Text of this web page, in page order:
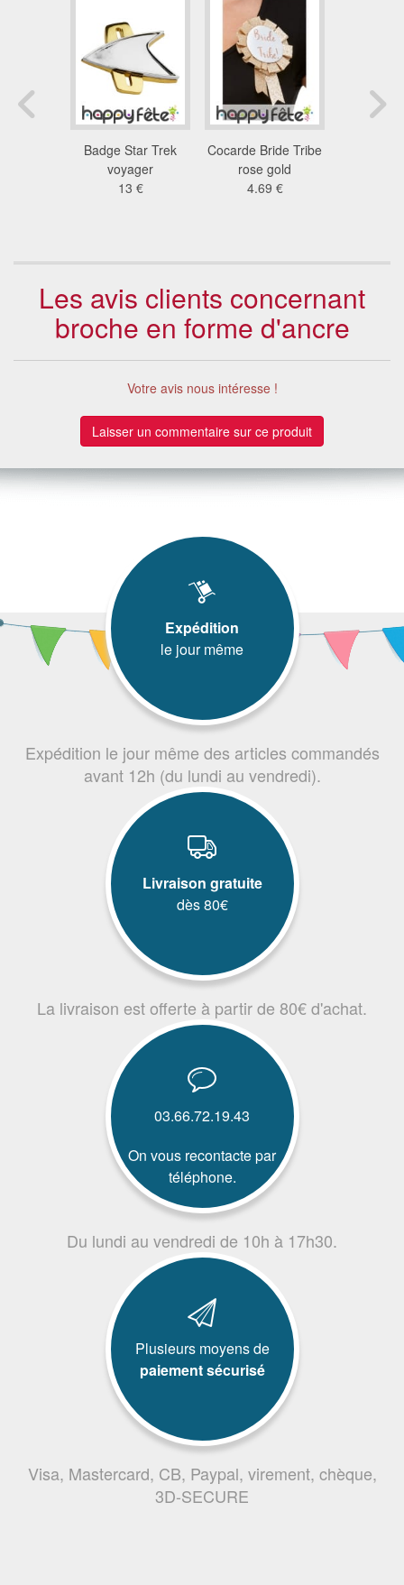
Badge Star Trek
voyager
13 €
Cocarde Bride Tribe
rose gold
4.69 €
Les avis clients concernant
broche en forme d'ancre
Votre avis nous intéresse !
Laisser un commentaire sur ce produit
Expédition
le jour même
Expédition le jour même des articles commandés
avant 12h (du lundi au vendredi).
Livraison gratuite
dès 80€
La livraison est offerte à partir de 80€ d'achat.
03.66.72.19.43
On vous recontacte par
téléphone.
Du lundi au vendredi de 10h à 17h30.
Plusieurs moyens de
paiement sécurisé
Visa, Mastercard, CB, Paypal, virement, chèque,
3D-SECURE